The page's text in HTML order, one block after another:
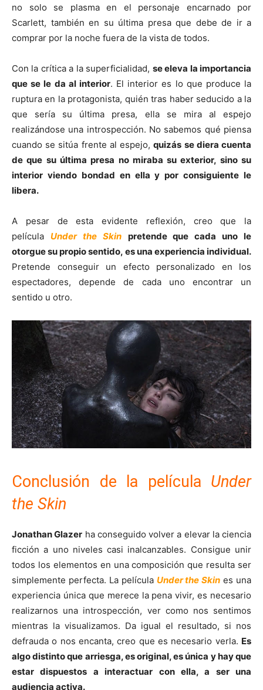
no solo se plasma en el personaje encarnado por
Scarlett, también en su última presa que debe de ir a
comprar por la noche fuera de la vista de todos.
Con la crítica a la superficialidad, se eleva la importancia
que se le da al interior. El interior es lo que produce la
ruptura en la protagonista, quién tras haber seducido a la
que sería su última presa, ella se mira al espejo
realizándose una introspección. No sabemos qué piensa
cuando se sitúa frente al espejo,quizás se diera cuenta
de que su última presa no miraba su exterior, sino su
interior viendo bondad en ella y por consiguiente le
libera.
A pesar de esta evidente reflexión, creo que la
película Under the Skin pretende que cada uno le
otorgue su propio sentido, es una experiencia individual.
Pretende conseguir un efecto personalizado en los
espectadores, depende de cada uno encontrar un
sentido u otro.
Conclusión de la película Under
the Skin
Jonathan Glazer ha conseguido volver a elevar la ciencia
ficción a uno niveles casi inalcanzables. Consigue unir
todos los elementos en una composición que resulta ser
simplemente perfecta. La película Under the Skin es una
experiencia única que merece la pena vivir, es necesario
realizarnos una introspección, ver como nos sentimos
mientras la visualizamos. Da igual el resultado, si nos
defrauda o nos encanta, creo que es necesario verla. Es
algo distinto que arriesga, es original, es única y hay que
estar dispuestos a interactuar con ella, a ser una
audiencia activa.